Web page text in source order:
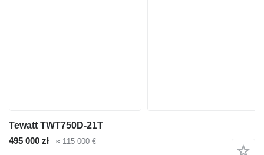
Tewatt TWT750D-21T
495 000 zł
≈ 115 000 €